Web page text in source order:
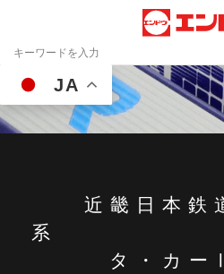
JA
近畿日本鉄
系 「
タ・カー